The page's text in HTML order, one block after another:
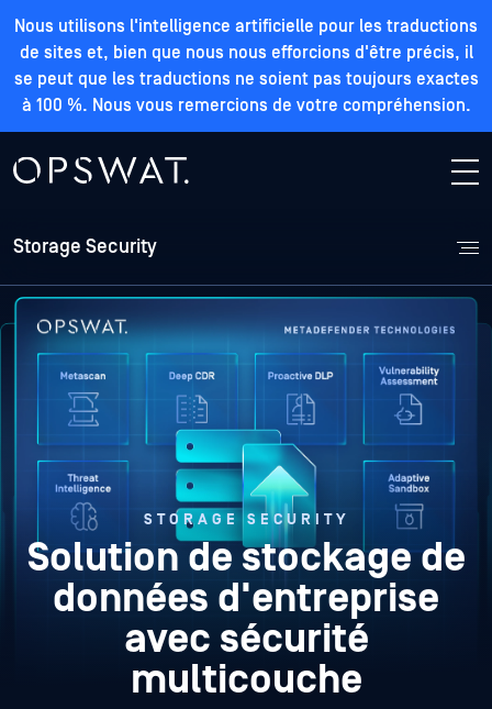
Nous utilisons l'intelligence artificielle pour les traductions
de sites et, bien que nous nous efforcions d'être précis, il
se peut que les traductions ne soient pas toujours exactes
à 100 %. Nous vous remercions de votre compréhension.
Storage Security
STORAGE SECURITY
Solution de stockage de
données d'entreprise
avec sécurité
multicouche